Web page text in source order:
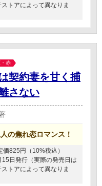
トアによって異なりま
赤
契約妻を甘く捕
さない
の焦れ恋ロマンス！
価825円（10%税込）
日発行（実際の発売日は
トアによって異なりま